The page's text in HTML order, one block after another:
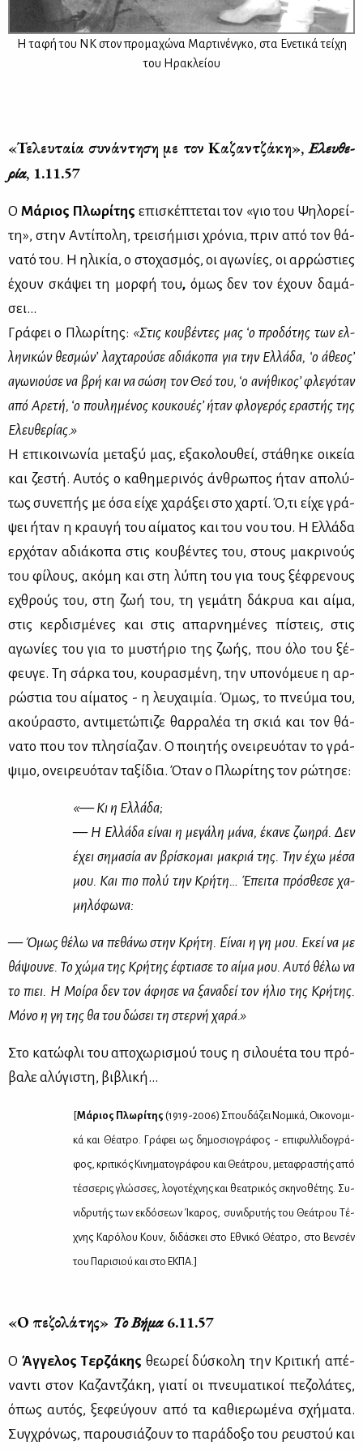
Η τα­φή του ΝΚ στον προ­μα­χώ­να Μαρ­τι­νέν­γκο, στα Ενε­τι­κά τεί­χη
του Ηρα­κλεί­ου
«Τε­λευ­ταία συ­νά­ντη­ση με τον Κα­ζαν­τζά­κη»,Ελευ­θε­
ρία, 1.11.57
Ο Μά­ριος Πλω­ρί­της επι­σκέ­πτε­ται τον «γιο του Ψη­λο­ρεί­
τη», στην Αντί­πο­λη, τρει­σή­μι­σι χρό­νια, πριν από τον θά­
να­τό του. Η ηλι­κία, ο στο­χα­σμός, οι αγω­νί­ες, οι αρ­ρώ­στιες
έχουν σκά­ψει τη μορ­φή του, όμως δεν τον έχουν δα­μά­
σει...
Γρά­φει ο Πλω­ρί­της: «Στις κου­βέ­ντες μας ‘ο προ­δό­της των ελ­
λη­νι­κών θε­σμώ­ν’ λα­χτα­ρού­σε αδιά­κο­πα για την Ελ­λά­δα, ‘ο άθε­ο­ς’
αγω­νιού­σε να βρή και να σώ­ση τον Θεό του, ‘ο ανή­θι­κο­ς’ φλε­γό­ταν
από Αρε­τή, ‘ο που­λη­μέ­νος κου­κου­έ­ς’ ήταν φλο­γε­ρός ερα­στής της
Ελευ­θε­ρί­ας.»
Η επι­κοι­νω­νία με­τα­ξύ μας, εξα­κο­λου­θεί, στά­θη­κε οι­κεία
και ζε­στή. Αυ­τός ο κα­θη­με­ρι­νός άν­θρω­πος ήταν απο­λύ­
τως συ­νε­πής με όσα εί­χε χα­ρά­ξει στο χαρ­τί. Ό,τι εί­χε γρά­
ψει ήταν η κραυ­γή του αί­μα­τος και του νου του. Η Ελ­λά­δα
ερ­χό­ταν αδιά­κο­πα στις κου­βέ­ντες του, στους μα­κρι­νούς
του φί­λους, ακό­μη και στη λύ­πη του για τους ξέ­φρε­νους
εχθρούς του, στη ζωή του, τη γε­μά­τη δά­κρυα και αί­μα,
στις κερ­δι­σμέ­νες και στις απαρ­νη­μέ­νες πί­στεις, στις
αγω­νί­ες του για το μυ­στή­ριο της ζω­ής, που όλο του ξέ­
φευ­γε. Τη σάρ­κα του, κου­ρα­σμέ­νη, την υπο­νό­μευε η αρ­
ρώ­στια του αί­μα­τος - η λευ­χαι­μία. Όμως, το πνεύ­μα του,
ακού­ρα­στο, αντι­με­τώ­πι­ζε θαρ­ρα­λέα τη σκιά και τον θά­
να­το που τον πλη­σί­α­ζαν. Ο ποι­η­τής ονει­ρευό­ταν το γρά­
ψι­μο, ονει­ρευό­ταν τα­ξί­δια. Όταν ο Πλω­ρί­της τον ρώ­τη­σε:
«— Κι η Ελ­λά­δα;
—Η Ελ­λά­δα εί­ναι η με­γά­λη μά­να, έκα­νε ζω­η­ρά. Δεν
έχει ση­μα­σία αν βρί­σκο­μαι μα­κριά της. Την έχω μέ­σα
μου. Και πιο πο­λύ την Κρή­τη… Έπει­τα πρό­σθε­σε χα­
μη­λό­φω­να:
—Όμως θέ­λω να πε­θά­νω στην Κρή­τη. Εί­ναι η γη μου. Εκεί να με
θά­ψου­νε. Το χώ­μα της Κρή­της έφτια­σε το αί­μα μου. Αυ­τό θέ­λω να
το πιει. Η Μοί­ρα δεν τον άφη­σε να ξα­να­δεί τον ήλιο της Κρή­της.
Μό­νο η γη της θα του δώ­σει τη στερ­νή χα­ρά.»
Στο κα­τώ­φλι του απο­χω­ρι­σμού τους η σι­λου­έ­τα του πρό­
βα­λε αλύ­γι­στη, βι­βλι­κή…
[Μά­ριος Πλω­ρί­της (1919-2006) Σπου­δά­ζει Νο­μι­κά, Οι­κο­νο­μι­
κά και Θέ­α­τρο. Γρά­φει ως δη­μο­σιο­γρά­φος - επι­φυλ­λι­δο­γρά­
φος, κρι­τι­κός Κι­νη­μα­το­γρά­φου και Θε­ά­τρου, με­τα­φρα­στής από
τέσ­σε­ρις γλώσ­σες, λο­γο­τέ­χνης και θε­α­τρι­κός σκη­νο­θέ­της. Συ­
νι­δρυ­τής των εκ­δό­σε­ων Ίκα­ρος, συ­νι­δρυ­τής του Θε­ά­τρου Τέ­
χνης Κα­ρό­λου Κουν, δι­δά­σκει στο Εθνι­κό Θέ­α­τρο, στο Βεν­σέν
του Πα­ρι­σιού και στο ΕΚ­ΠΑ.]
«Ο πε­ζο­λά­της» Το Βή­μα6.11.57
Ο Άγ­γε­λος Τερ­ζά­κης θε­ω­ρεί δύ­σκο­λη την Κρι­τι­κή απέ­
να­ντι στον Κα­ζαν­τζά­κη, για­τί οι πνευ­μα­τι­κοί πε­ζο­λά­τες,
όπως αυ­τός, ξε­φεύ­γουν από τα κα­θιε­ρω­μέ­να σχή­μα­τα.
Συγ­χρό­νως, πα­ρου­σιά­ζουν το πα­ρά­δο­ξο του ρευ­στού και